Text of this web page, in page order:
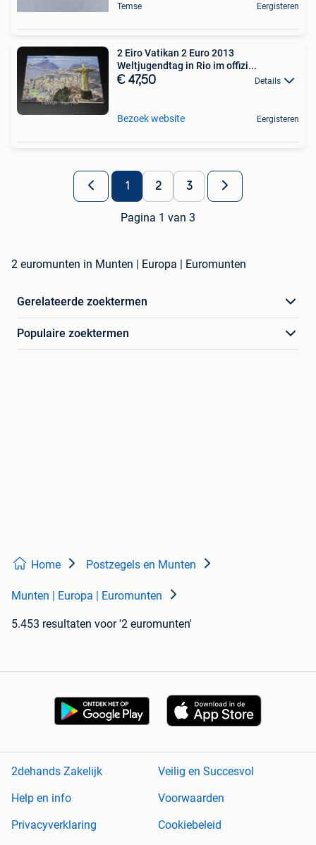
Temse Eergisteren
2 Eiro Vatikan 2 Euro 2013
Weltjugendtag in Rio im offizi...
€ 47,50 Details
Bezoek website Eergisteren
1 2 3
Pagina 1 van 3
2 euromunten in Munten | Europa | Euromunten
Gerelateerde zoektermen
Populaire zoektermen
Home Postzegels en Munten
Munten | Europa | Euromunten
5.453 resultaten voor '2 euromunten'
2dehands Zakelijk
Veilig en Succesvol
Help en info
Voorwaarden
Privacyverklaring
Cookiebeleid